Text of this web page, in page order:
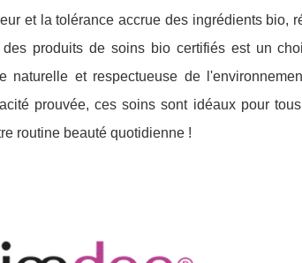
et la tolérance accrue des ingrédients bio,
produits de soins bio certifiés est un
naturelle et respectueuse de
prouvée, ces soins sont idéaux pour
routine beauté quotidienne !